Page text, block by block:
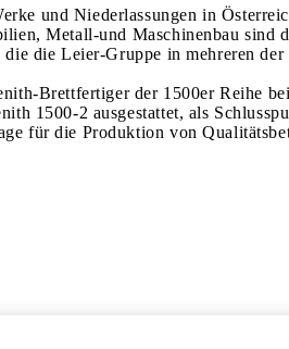
und Niederlassungen in
Metall-und Maschinenbau
die Leier-Gruppe in mehreren
Brettfertiger der 1500er Reihe
1500-2 ausgestattet, als
für die Produktion von